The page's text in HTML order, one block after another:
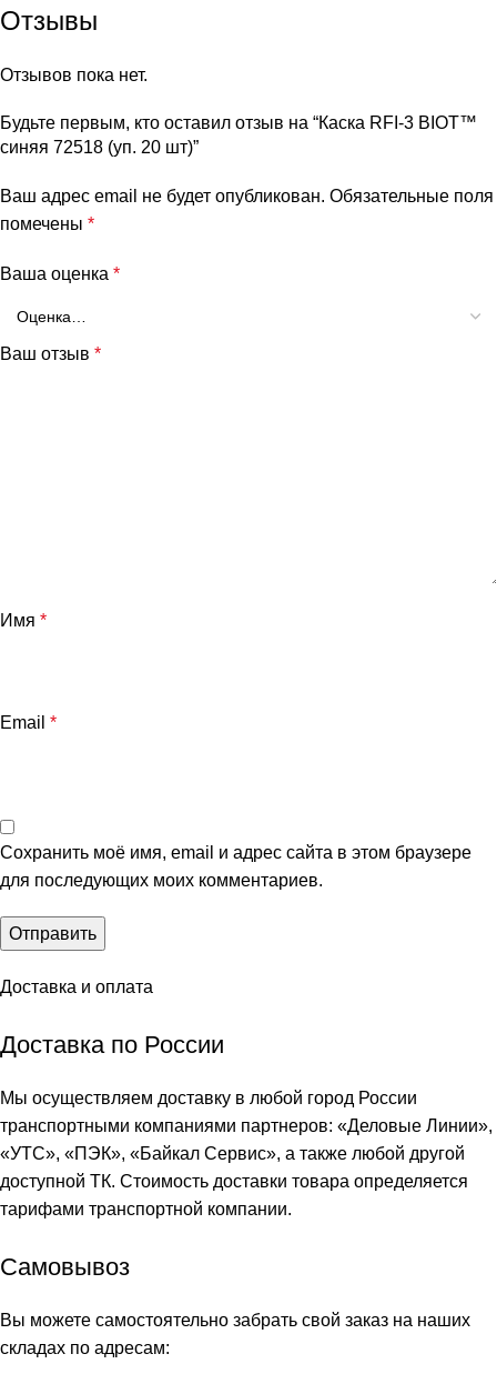
Отзывы
Отзывов пока нет.
Будьте первым, кто оставил отзыв на “Каска RFI-3 BIOT™
синяя 72518 (уп. 20 шт)”
Ваш адрес email не будет опубликован. Обязательные поля
помечены *
Ваша оценка *
Ваш отзыв *
Имя *
Email *
Сохранить моё имя, email и адрес сайта в этом браузере
для последующих моих комментариев.
Доставка и оплата
Доставка по России
Мы осуществляем доставку в любой город России
транспортными компаниями партнеров: «Деловые Линии»,
«УТС», «ПЭК», «Байкал Сервис», а также любой другой
доступной ТК. Стоимость доставки товара определяется
тарифами транспортной компании.
Самовывоз
Вы можете самостоятельно забрать свой заказ на наших
складах по адресам: